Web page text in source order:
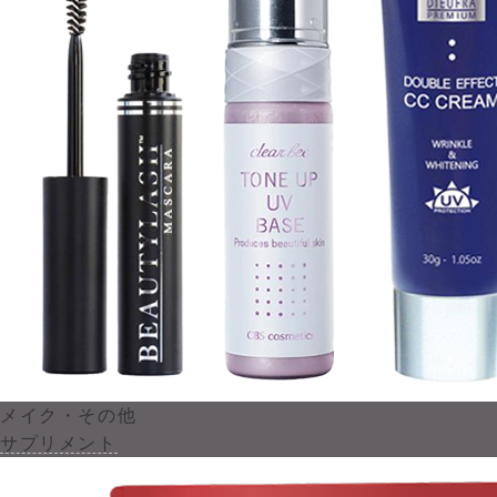
メイク・その他
サプリメント